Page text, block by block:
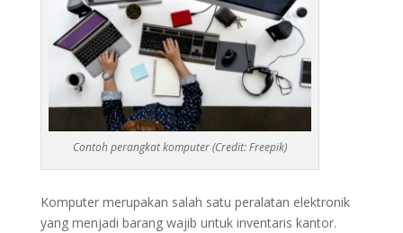
Contoh perangkat komputer (Credit: Freepik)
Komputer merupakan salah satu peralatan elektronik
yang menjadi barang wajib untuk inventaris kantor.